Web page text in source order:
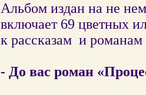
Альбом издан на не
включает69 цветных
к рассказам и романам
- До вас роман